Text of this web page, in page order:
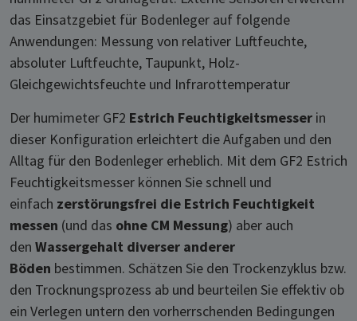
das Einsatzgebiet für Bodenleger auf folgende
Anwendungen: Messung von relativer Luftfeuchte,
absoluter Luftfeuchte, Taupunkt, Holz-
Gleichgewichtsfeuchte und Infrarottemperatur
Der humimeter GF2 Estrich Feuchtigkeitsmesser in
dieser Konfiguration erleichtert die Aufgaben und den
Alltag für den Bodenleger erheblich. Mit dem GF2 Estrich
Feuchtigkeitsmesser können Sie schnell und
einfach zerstörungsfrei die Estrich Feuchtigkeit
messen (und das ohne CM Messung) aber auch
den Wassergehalt diverser anderer
Böden bestimmen. Schätzen Sie den Trockenzyklus bzw.
den Trocknungsprozess ab und beurteilen Sie effektiv ob
ein Verlegen untern den vorherrschenden Bedingungen